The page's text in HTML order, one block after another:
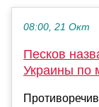
08:00, 21 Окт
Песков
Украины по